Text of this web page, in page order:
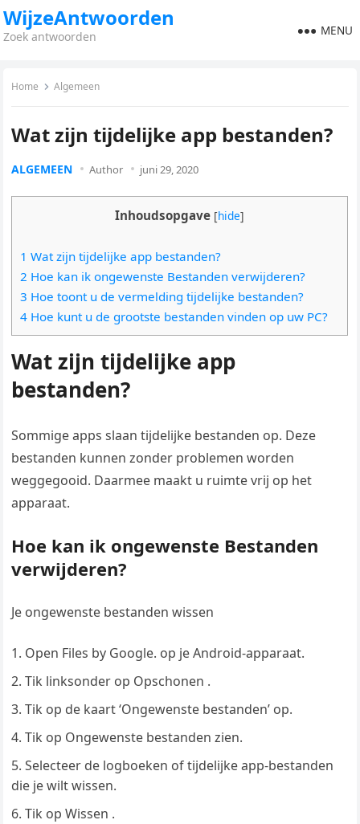
WijzeAntwoorden
Zoek antwoorden MENU
Home Algemeen
Wat zijn tijdelijke app bestanden?
ALGEMEEN Author juni 29, 2020
Inhoudsopgave [hide]
1 Wat zijn tijdelijke app bestanden?
2 Hoe kan ik ongewenste Bestanden verwijderen?
3 Hoe toont u de vermelding tijdelijke bestanden?
4 Hoe kunt u de grootste bestanden vinden op uw PC?
Wat zijn tijdelijke app
bestanden?
Sommige apps slaan tijdelijke bestanden op. Deze
bestanden kunnen zonder problemen worden
weggegooid. Daarmee maakt u ruimte vrij op het
apparaat.
Hoe kan ik ongewenste Bestanden
verwijderen?
Je ongewenste bestanden wissen
Open Files by Google. op je Android-apparaat.
Tik linksonder op Opschonen .
Tik op de kaart ‘Ongewenste bestanden’ op.
Tik op Ongewenste bestanden zien.
Selecteer de logboeken of tijdelijke app-bestanden
die je wilt wissen.
Tik op Wissen .